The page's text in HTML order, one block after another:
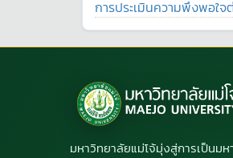
การประเมินความพึงพอใ
มหาวิทยาลัยแม่โจ้มุ่งสู่การเป็นม